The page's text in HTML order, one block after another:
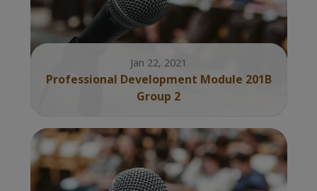
Jan 22, 2021
Professional Development Module 201B
Group 2